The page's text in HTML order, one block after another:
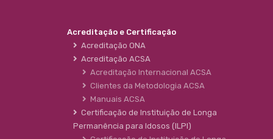
Acreditação e Certificação
Acreditação ONA
Acreditação ACSA
Acreditação Internacional ACSA
Clientes da Metodologia ACSA
Manuais ACSA
Certificação de Instituição de Longa
Permanência para Idosos (ILPI)